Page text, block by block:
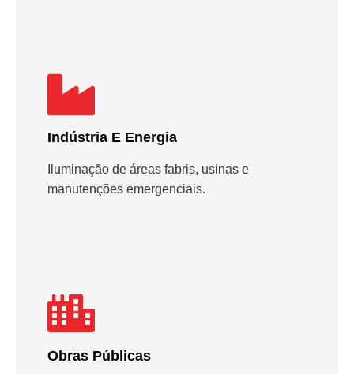
Indústria E Energia
Iluminação de áreas fabris, usinas e
manutenções emergenciais.
Obras Públicas